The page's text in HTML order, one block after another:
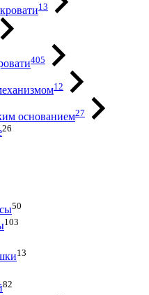
13
405
12
основанием27
26
50
103
13
82